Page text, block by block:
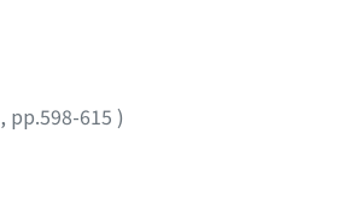
の惹起した諸矛盾を背景とする各地
ことを指摘したい。
, pp.598-615 )